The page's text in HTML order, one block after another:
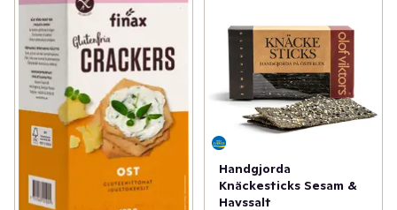
Handgjorda
Knäckesticks Sesam &
Havssalt